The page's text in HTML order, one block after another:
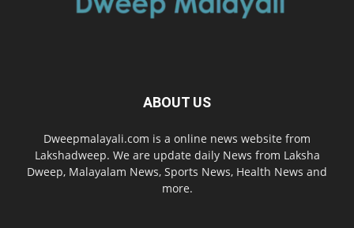
ABOUT US
Dweepmalayali.com is a online news website from
Lakshadweep. We are update daily News from Laksha
Dweep, Malayalam News, Sports News, Health News and
more.